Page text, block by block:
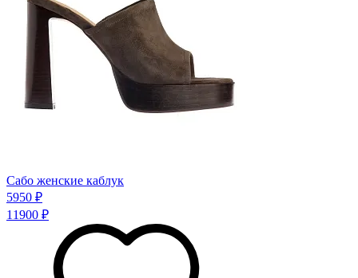
Сабо женские каблук
5950 ₽
11900 ₽